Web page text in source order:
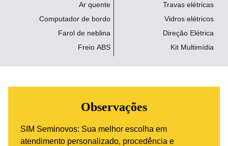
Ar quente
Computador de bordo
Farol de neblina
Freio ABS
Travas elétricas
Vidros elétricos
Direção Elétrica
Kit Multimídia
Observações
SIM Seminovos: Sua melhor escolha em
atendimento personalizado, procedência e